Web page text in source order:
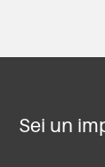
Sei un